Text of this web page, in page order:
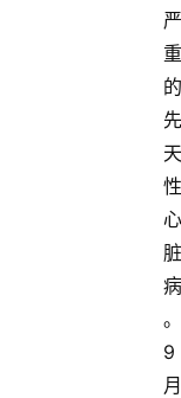
严
重
的
先
天
性
心
脏
病
。
9
月